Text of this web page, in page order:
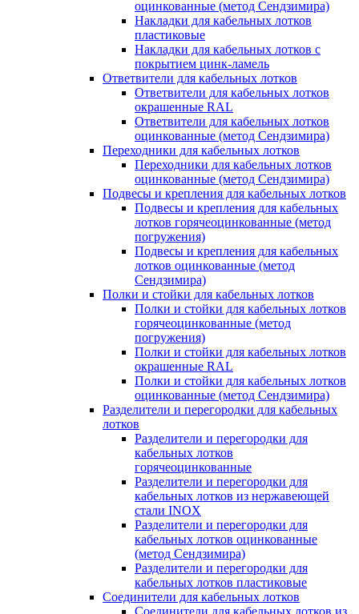
оцинкованные (метод Сендзимира)
Накладки для кабельных лотков
пластиковые
Накладки для кабельных лотков с
покрытием цинк-ламель
Ответвители для кабельных лотков
Ответвители для кабельных лотков
окрашенные RAL
Ответвители для кабельных лотков
оцинкованные (метод Сендзимира)
Переходники для кабельных лотков
Переходники для кабельных лотков
оцинкованные (метод Сендзимира)
Подвесы и крепления для кабельных лотков
Подвесы и крепления для кабельных
лотков горячеоцинкованные (метод
погружения)
Подвесы и крепления для кабельных
лотков оцинкованные (метод
Сендзимира)
Полки и стойки для кабельных лотков
Полки и стойки для кабельных лотков
горячеоцинкованные (метод
погружения)
Полки и стойки для кабельных лотков
окрашенные RAL
Полки и стойки для кабельных лотков
оцинкованные (метод Сендзимира)
Разделители и перегородки для кабельных
лотков
Разделители и перегородки для
кабельных лотков
горячеоцинкованные
Разделители и перегородки для
кабельных лотков из нержавеющей
стали INOX
Разделители и перегородки для
кабельных лотков оцинкованные
(метод Сендзимира)
Разделители и перегородки для
кабельных лотков пластиковые
Соединители для кабельных лотков
Соединители для кабельных лотков из